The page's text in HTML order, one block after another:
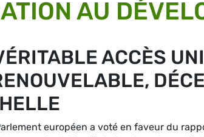
AU
ACCÈS
européen a voté en faveur du